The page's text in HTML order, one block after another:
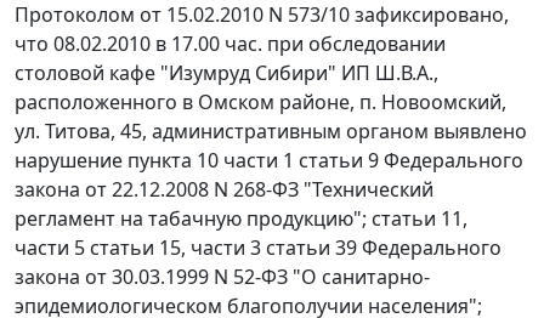
Протоколом от 15.02.2010 N 573/10 зафиксировано,
что 08.02.2010 в 17.00 час. при обследовании
столовой кафе "Изумруд Сибири" ИП Ш.В.А.,
расположенного в Омском районе, п. Новоомский,
ул. Титова, 45, административным органом выявлено
нарушение пункта 10 части 1 статьи 9Федерального
закона от 22.12.2008 N 268-ФЗ "Технический
регламент на табачную продукцию"; статьи 11,
части 5 статьи 15, части 3 статьи 39Федерального
закона от 30.03.1999 N 52-ФЗ "О санитарно-
эпидемиологическом благополучии населения";